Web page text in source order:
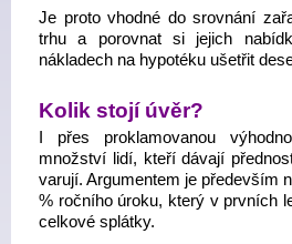
Je proto vhodné do srovnání
trhu a porovnat si jejich
nákladech na hypotéku ušetřit
Kolik stojí úvěr?
I přes proklamovanou
množství lidí, kteří dávají
varují. Argumentem je především
% ročního úroku, který v prvních
celkové splátky.